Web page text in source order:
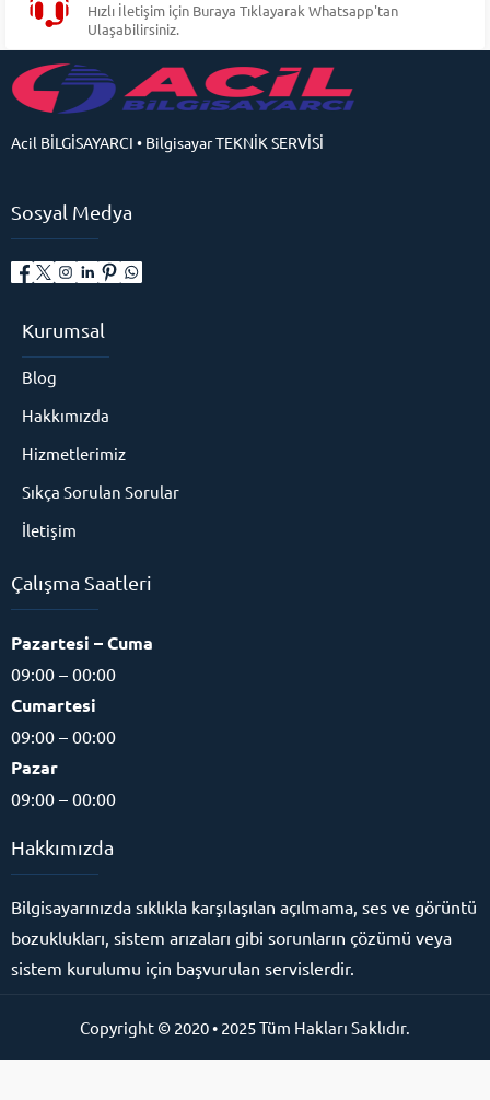
Hızlı İletişim için Buraya Tıklayarak Whatsapp'tan
Ulaşabilirsiniz.
Acil BİLGİSAYARCI • Bilgisayar TEKNİK SERVİSİ
Sosyal Medya
Kurumsal
Blog
Hakkımızda
Hizmetlerimiz
Sıkça Sorulan Sorular
İletişim
Çalışma Saatleri
Pazartesi – Cuma
09:00 – 00:00
Cumartesi
09:00 – 00:00
Pazar
09:00 – 00:00
Hakkımızda
Bilgisayarınızda sıklıkla karşılaşılan açılmama, ses ve görüntü
bozuklukları, sistem arızaları gibi sorunların çözümü veya
sistem kurulumu için başvurulan servislerdir.
Copyright © 2020 • 2025 Tüm Hakları Saklıdır.